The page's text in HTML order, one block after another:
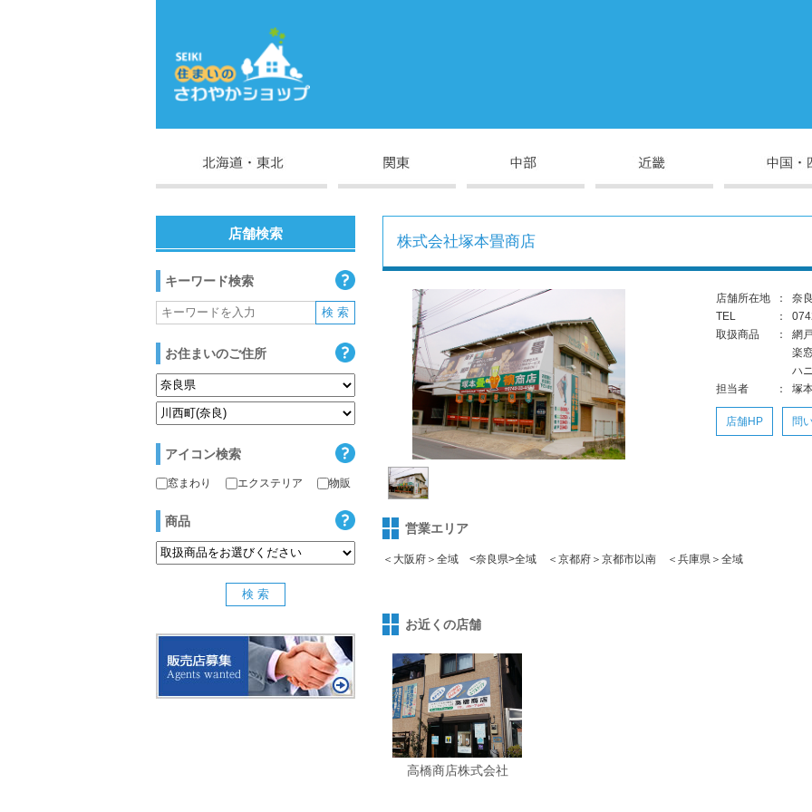
株式会社塚本畳商店
店舗所在地 ：
奈
TEL
：
取扱商品
：
網
楽
ハ
担当者
： 塚
店舗HP 問
営業エリア
＜大阪府＞全域 <奈良県>全域 ＜京都府＞京都市以南 ＜兵庫県＞全域
お近くの店舗
高橋商店株式会社
店舗検索
キーワード検索
お住まいのご住所
アイコン検索
窓まわり エクステリア 物販
商品